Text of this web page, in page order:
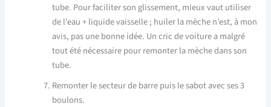
tube. Pour faciliter son glissement, mieux vaut utiliser
de l’eau + liquide vaisselle ; huiler la mèche n’est, à mon
avis, pas une bonne idée. Un cric de voiture a malgré
tout été nécessaire pour remonter la mèche dans son
tube.
Remonter le secteur de barre puis le sabot avec ses 3
boulons.